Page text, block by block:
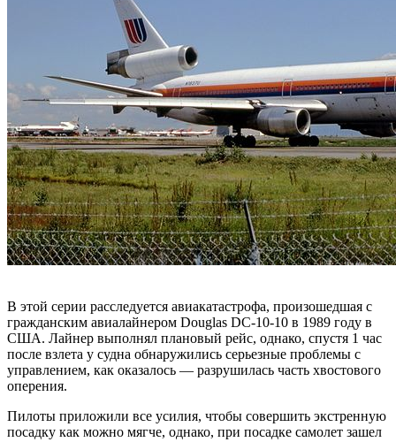
В этой серии расследуется авиакатастрофа, произошедшая с
гражданским авиалайнером Douglas DC-10-10 в 1989 году в
США. Лайнер выполнял плановый рейс, однако, спустя 1 час
после взлета у судна обнаружились серьезные проблемы с
управлением, как оказалось — разрушилась часть хвостового
оперения.
Пилоты приложили все усилия, чтобы совершить экстренную
посадку как можно мягче, однако, при посадке самолет зашел